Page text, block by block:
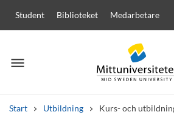
Student Biblioteket Medarbetare
menu
Meny
Start Utbildning Kurs- och